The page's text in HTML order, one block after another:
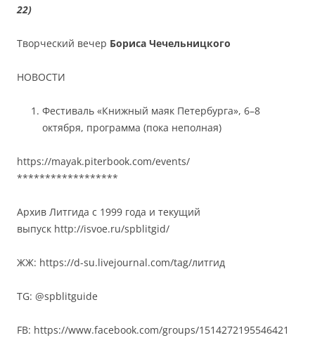
22)
Творческий вечер Бориса Чечельницкого
НОВОСТИ
Фестиваль «Книжный маяк Петербурга», 6–8
октября, программа (пока неполная)
https://mayak.piterbook.com/events/
******************
Архив Литгида с 1999 года и текущий
выпуск http://isvoe.ru/spblitgid/
ЖЖ: https://d-su.livejournal.com/tag/литгид
TG: @spblitguide
FB: https://www.facebook.com/groups/1514272195546421